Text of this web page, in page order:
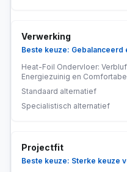
Verwerking
Beste keuze: Gebalanceerd
Heat-Foil Ondervloer:
Energiezuinig en
Standaard alternatief
Specialistisch alternatief
Projectfit
Beste keuze: Sterke keuze